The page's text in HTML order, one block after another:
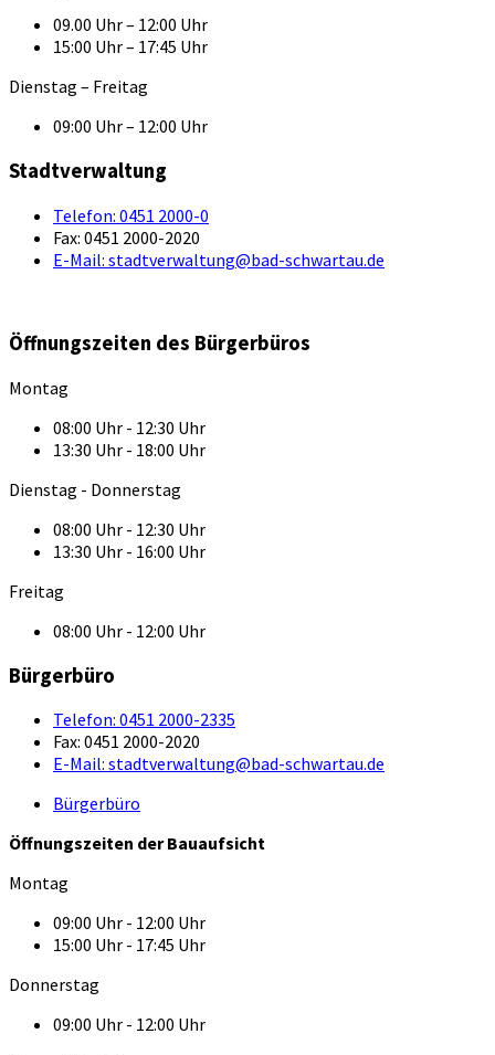
09.00 Uhr – 12:00 Uhr
15:00 Uhr – 17:45 Uhr
Dienstag – Freitag
09:00 Uhr – 12:00 Uhr
Stadtverwaltung
Telefon: 0451 2000-0
Fax: 0451 2000-2020
E-Mail: stadtverwaltung@bad-schwartau.de
Öffnungszeiten des Bürgerbüros
Montag
08:00 Uhr - 12:30 Uhr
13:30 Uhr - 18:00 Uhr
Dienstag - Donnerstag
08:00 Uhr - 12:30 Uhr
13:30 Uhr - 16:00 Uhr
Freitag
08:00 Uhr - 12:00 Uhr
Bürgerbüro
Telefon: 0451 2000-2335
Fax: 0451 2000-2020
E-Mail: stadtverwaltung@bad-schwartau.de
Bürgerbüro
Öffnungszeiten der Bauaufsicht
Montag
09:00 Uhr - 12:00 Uhr
15:00 Uhr - 17:45 Uhr
Donnerstag
09:00 Uhr - 12:00 Uhr